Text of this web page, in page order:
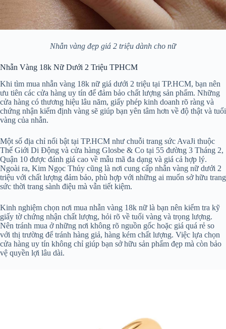
Nhẫn vàng đẹp giá 2 triệu dành cho nữ
Nhẫn Vàng 18k Nữ Dưới 2 Triệu TPHCM
Khi tìm mua nhẫn vàng 18k nữ giá dưới 2 triệu tại TP.HCM, bạn nên
ưu tiên các cửa hàng uy tín để đảm bảo chất lượng sản phẩm. Những
cửa hàng có thương hiệu lâu năm, giấy phép kinh doanh rõ ràng và
chứng nhận kiểm định vàng sẽ giúp bạn yên tâm hơn về độ thật và tuổi
vàng của nhẫn.
Một số địa chỉ nổi bật tại TP.HCM như chuỗi trang sức AvaJi thuộc
Thế Giới Di Động và cửa hàng Glosbe & Co tại 55 đường 3 Tháng 2,
Quận 10 được đánh giá cao về mẫu mã đa dạng và giá cả hợp lý.
Ngoài ra, Kim Ngọc Thủy cũng là nơi cung cấp nhẫn vàng nữ dưới 2
triệu với chất lượng đảm bảo, phù hợp với những ai muốn sở hữu trang
sức thời trang sành điệu mà vẫn tiết kiệm.
Kinh nghiệm chọn nơi mua nhẫn vàng 18k nữ là bạn nên kiểm tra kỹ
giấy tờ chứng nhận chất lượng, hỏi rõ về tuổi vàng và trọng lượng.
Nên tránh mua ở những nơi không rõ nguồn gốc hoặc giá quá rẻ so
với thị trường để tránh hàng giả, hàng kém chất lượng. Việc lựa chọn
cửa hàng uy tín không chỉ giúp bạn sở hữu sản phẩm đẹp mà còn bảo
vệ quyền lợi lâu dài.